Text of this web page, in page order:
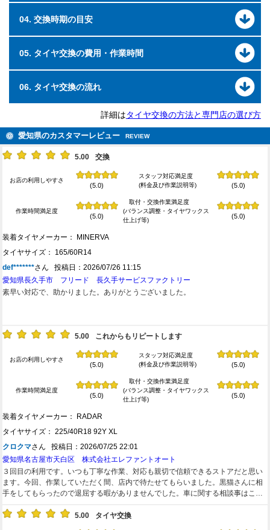
04. 交換時期の目安
05. タイヤ交換の費用・作業時間
06. タイヤ交換の流れ
詳細はタイヤ交換の方法と専門店の選び方
愛知県のカスタマーレビュー REVIEW
5.00 交換
お店の利用しやすさ
(5.0)
スタッフ対応満足度
(料金及び作業説明等)
(5.0)
作業時間満足度
(5.0)
取付・交換作業満足度
(バランス調整・タイヤワックス
仕上げ等)
(5.0)
装着タイヤメーカー： MINERVA
タイヤサイズ： 165/60R14
def*******さん 投稿日：2026/07/26 11:15
愛知県長久手市 フリード 長久手サービスファクトリー
素早い対応で、助かりました。ありがとうございました。
5.00 これからもリピートします
お店の利用しやすさ
(5.0)
スタッフ対応満足度
(料金及び作業説明等)
(5.0)
作業時間満足度
(5.0)
取付・交換作業満足度
(バランス調整・タイヤワックス
仕上げ等)
(5.0)
装着タイヤメーカー： RADAR
タイヤサイズ： 225/40R18 92Y XL
クロクマさん 投稿日：2026/07/25 22:01
愛知県名古屋市天白区 株式会社エレファントオート
３回目の利用です。いつも丁寧な作業、対応も親切で信頼できるストアだと思い
ます。今回、作業していただく間、店内で待たせてもらいました。黒猫さんに相
手をしてもらったので退屈する暇がありませんでした。車に関する相談事はこの
5.00
タイヤ交換